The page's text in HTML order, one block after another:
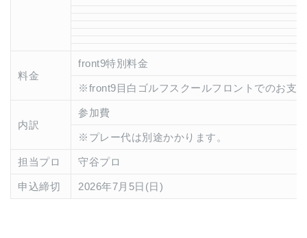
料金
front9特別料金
※front9目白ゴルフスクールフロントでのお支
内訳
参加費
※プレー代は別途かかります。
担当プロ 守谷プロ
申込締切 2026年7月5日(日)